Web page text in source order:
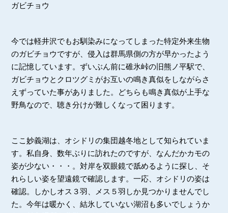
ガビチョウ
今では軽井沢でもお馴染みになってしまった特定外来生物
のガビチョウですが、侵入は群馬県側の方が早かったよう
に記憶しています。ずいぶん前に碓氷峠の旧熊ノ平駅で、
ガビチョウとクロツグミがお互いの鳴き真似をしながらさ
えずっていた事がありました。どちらも鳴き真似が上手な
野鳥なので、聴き分けが難しくなって困ります。
ここ妙義湖は、オシドリの集団越冬地として知られていま
す。私自身、数年ぶりに訪れたのですが、なんだかカモの
姿が少ない・・・。対岸を双眼鏡で舐めるように探し、そ
れらしい姿を望遠鏡で確認します。一応、オシドリの姿は
確認。しかしオス３羽、メス５羽しか見つかりませんでし
た。今年は暖かく、結氷していない湖沼も多いでしょうか